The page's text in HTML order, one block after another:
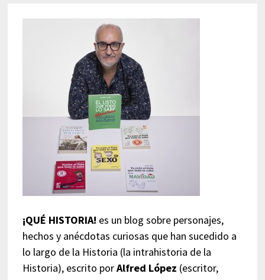
¡QUÉ HISTORIA! es un blog sobre personajes,
hechos y anécdotas curiosas que han sucedido a
lo largo de la Historia (la intrahistoria de la
Historia), escrito porAlfred López (escritor,